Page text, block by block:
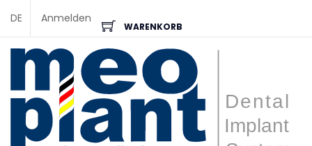
DE Anmelden
WARENKORB